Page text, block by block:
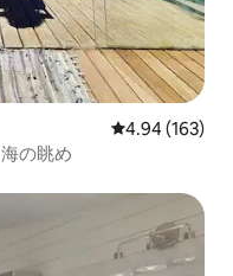
レビュー163
4.94 (163)
グランデ・アブラアン島の木の家 海の眺め